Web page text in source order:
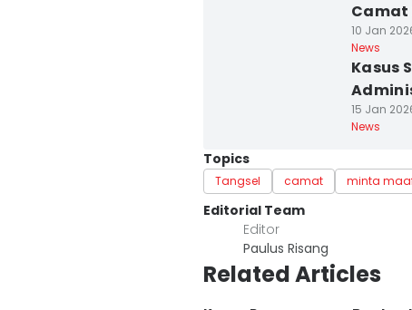
Camat
10 Jan
News
Kasus
15 Jan
News
Topics
Tangsel camat minta
Editorial Team
Editor
Paulus Risang
Related Articles